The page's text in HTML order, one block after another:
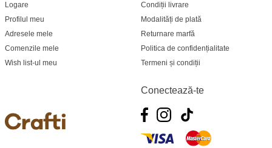
Crafti Ciocana - bd. Mircea cel Bătrân,17/3
Crafti Buiucani - str. Ion Creangă, 68/1
Crafti Cahul - str. 31 August 1989, 13
Condiții livrare
Modalități de plată
Returnare marfă
Politica de confidențialitate
Termeni și condiții
Logare
Profilul meu
Adresele mele
Comenzile mele
Wish list-ul meu
Conectează-te